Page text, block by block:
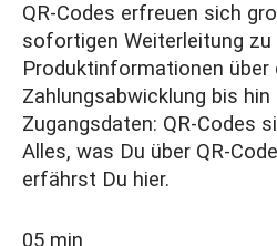
QR-Codes erfreuen sich
sofortigen Weiterleitung
Produktinformationen über
Zahlungsabwicklung bis
Zugangsdaten: QR-Codes
Alles, was Du über QR-
erfährst Du hier.
05 min